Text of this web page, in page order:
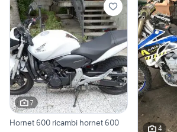
7
Hornet 600 ricambi hornet 600
4